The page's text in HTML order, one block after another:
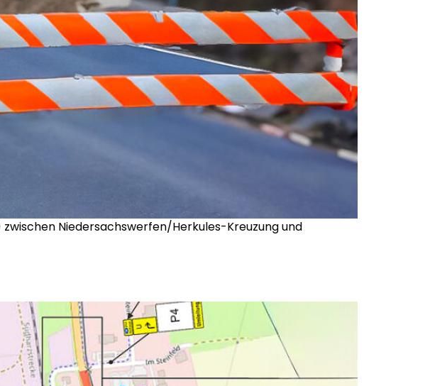
Niedersachswerfen/Herkules-Kreuzung und